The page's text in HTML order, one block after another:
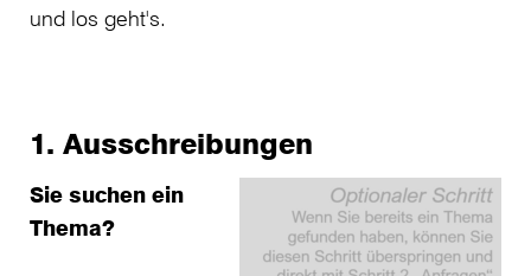
und los geht's.
1. Ausschreibungen
Sie suchen ein
Thema?